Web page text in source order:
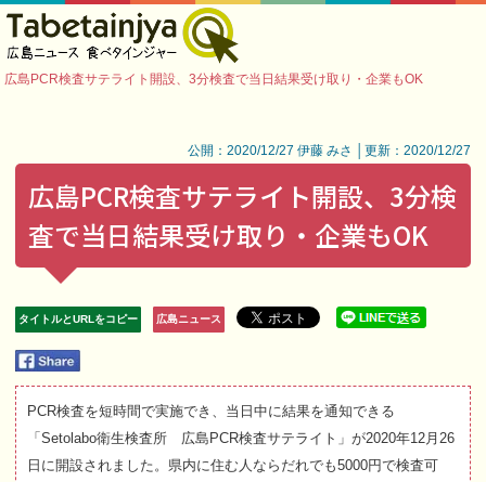
広島PCR検査サテライト開設、3分検査で当日結果受け取り・企業もOK
公開：2020/12/27 伊藤 みさ │更新：2020/12/27
広島PCR検査サテライト開設、3分検
査で当日結果受け取り・企業もOK
タイトルとURLをコピー 広島ニュース
PCR検査を短時間で実施でき、当日中に結果を通知できる
「Setolabo衛生検査所 広島PCR検査サテライト」が2020年12月26
日に開設されました。県内に住む人ならだれでも5000円で検査可